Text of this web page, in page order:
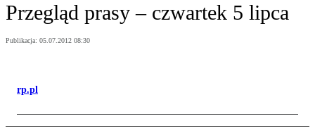
Przegląd prasy – czwartek 5 lipca
Publikacja: 05.07.2012 08:30
rp.pl